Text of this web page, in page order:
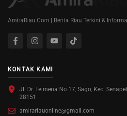
AmiraRiau.Com | Berita Riau Terkini &
KONTAK KAMI
Jl. Dr. Leimena No.17, Sago, Kec.
28151
amirariauonline@gmail.com